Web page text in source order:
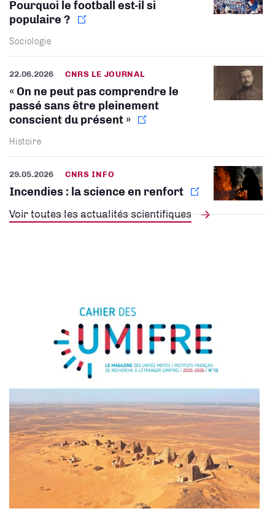
Voir toutes les actualités scientifiques
Pourquoi le football est-il si
populaire ?
Sociologie
22.06.2026 CNRS LE JOURNAL
« On ne peut pas comprendre le
passé sans être pleinement
conscient du présent »
Histoire
29.05.2026 CNRS INFO
Incendies : la science en renfort